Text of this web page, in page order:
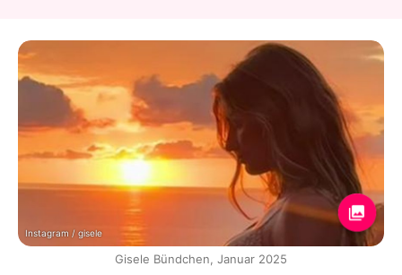
Instagram / gisele
Gisele Bündchen, Januar 2025